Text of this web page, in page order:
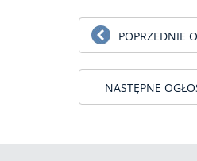
POPRZEDNIE
NASTĘPNE